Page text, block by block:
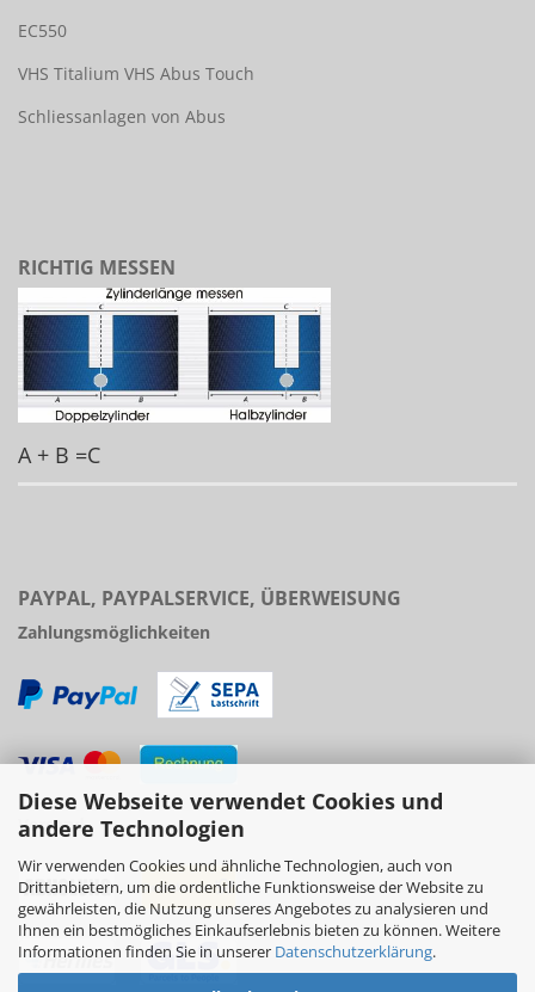
Diese Webseite verwendet Cookies und
andere Technologien
Wir verwenden Cookies und ähnliche Technologien, auch von
Drittanbietern, um die ordentliche Funktionsweise der Website zu
gewährleisten, die Nutzung unseres Angebotes zu analysieren und
Ihnen ein bestmögliches Einkaufserlebnis bieten zu können. Weitere
Informationen finden Sie in unserer Datenschutzerklärung.
EC550
VHS Titalium VHS Abus Touch
Schliessanlagen von Abus
RICHTIG MESSEN
A + B =C
PAYPAL, PAYPALSERVICE, ÜBERWEISUNG
Zahlungsmöglichkeiten
Versand